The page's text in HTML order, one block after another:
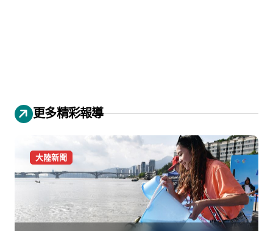
更多精彩報導
大陸新聞